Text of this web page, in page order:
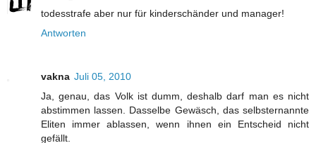
todesstrafe aber nur für kinderschänder und manager!
Antworten
vakna Juli 05, 2010
Ja, genau, das Volk ist dumm, deshalb darf man es nicht
abstimmen lassen. Dasselbe Gewäsch, das selbsternannte
Eliten immer ablassen, wenn ihnen ein Entscheid nicht
gefällt.